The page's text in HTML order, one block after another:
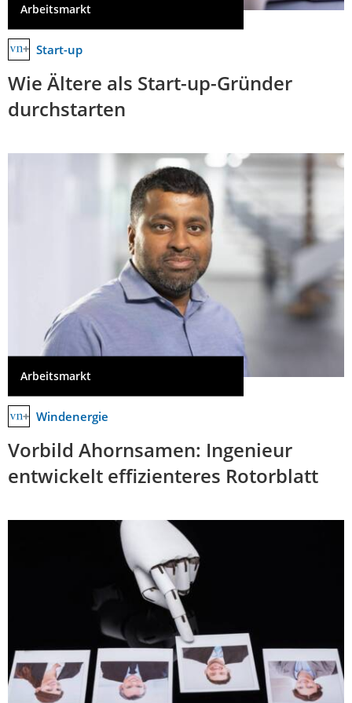
Arbeitsmarkt
Start-up
Wie Ältere als Start-up-Gründer
durchstarten
Arbeitsmarkt
Windenergie
Vorbild Ahornsamen: Ingenieur
entwickelt effizienteres Rotorblatt